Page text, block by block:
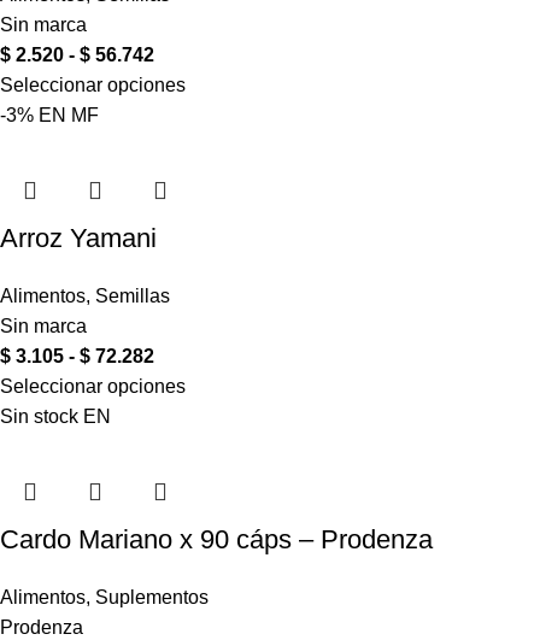
Sin marca
$ 2.520 - $ 56.742
Seleccionar opciones
-3% EN MF
Arroz Yamani
Alimentos, Semillas
Sin marca
$ 3.105 - $ 72.282
Seleccionar opciones
Sin stock EN
Cardo Mariano x 90 cáps – Prodenza
Alimentos, Suplementos
Prodenza